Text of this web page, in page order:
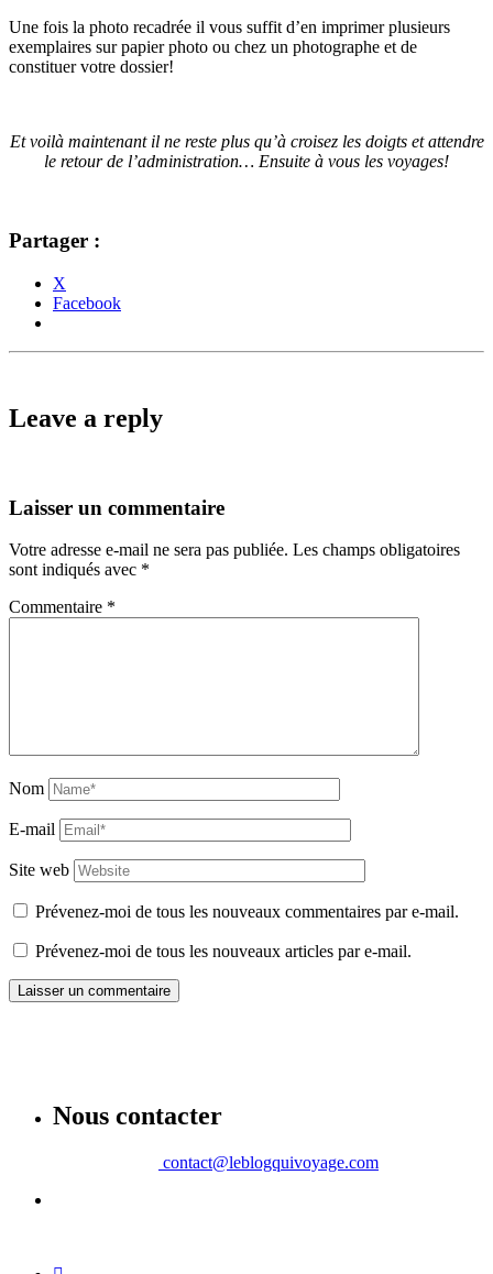
Une fois la photo recadrée il vous suffit d’en imprimer plusieurs
exemplaires sur papier photo ou chez un photographe et de
constituer votre dossier!
Et voilà maintenant il ne reste plus qu’à croisez les doigts et attendre
le retour de l’administration… Ensuite à vous les voyages!
Partager :
X
Facebook
Leave a reply
Laisser un commentaire
Votre adresse e-mail ne sera pas publiée. Les champs obligatoires
sont indiqués avec *
Commentaire *
Nom
E-mail
Site web
Prévenez-moi de tous les nouveaux commentaires par e-mail.
Prévenez-moi de tous les nouveaux articles par e-mail.
Nous contacter
contact@leblogquivoyage.com